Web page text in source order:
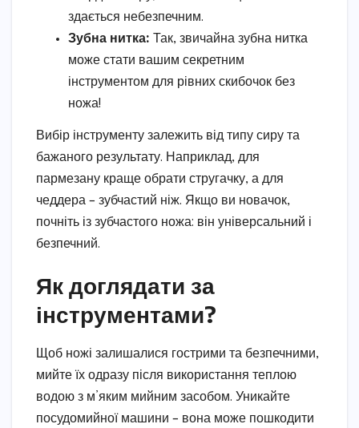
здається небезпечним.
Зубна нитка: Так, звичайна зубна нитка
може стати вашим секретним
інструментом для рівних скибочок без
ножа!
Вибір інструменту залежить від типу сиру та
бажаного результату. Наприклад, для
пармезану краще обрати стругачку, а для
чеддера – зубчастий ніж. Якщо ви новачок,
почніть із зубчастого ножа: він універсальний і
безпечний.
Як доглядати за
інструментами?
Щоб ножі залишалися гострими та безпечними,
мийте їх одразу після використання теплою
водою з м’яким мийним засобом. Уникайте
посудомийної машини – вона може пошкодити